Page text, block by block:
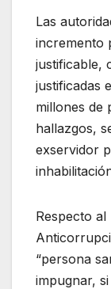
Las
incremento
justificable,
justificadas
millones de
hallazgos,
exservidor
Respecto
“persona
impugnar,